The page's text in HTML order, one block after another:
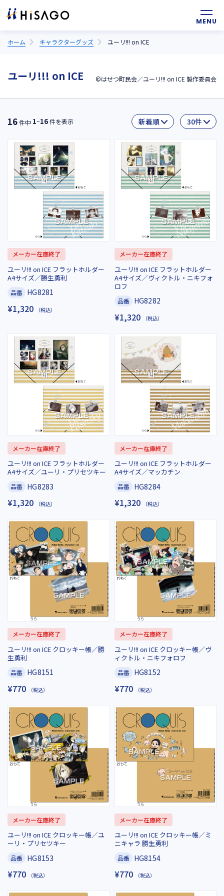
ホーム キャラクターグッズ ユーリ!!! on ICE
ユーリ!!! on ICE ©はせつ町民会／ユーリ!!! on ICE 製作委員会
16件中 1~16件を表示
メーカー在庫終了
ユーリ!!! on ICE フラットホルダー
A4サイズ／勝生勇利
品番 HG8281
¥1,320 （税込）
メーカー在庫終了
ユーリ!!! on ICE フラットホルダー
A4サイズ／ヴィクトル・ニキフォ
ロフ
品番 HG8282
¥1,320 （税込）
メーカー在庫終了
ユーリ!!! on ICE フラットホルダー
A4サイズ／ユーリ・プリセツキー
品番 HG8283
¥1,320 （税込）
メーカー在庫終了
ユーリ!!! on ICE フラットホルダー
A4サイズ／マッカチン
品番 HG8284
¥1,320 （税込）
メーカー在庫終了
ユーリ!!! on ICE クロッキー帳／勝
生勇利
品番 HG8151
¥770 （税込）
メーカー在庫終了
ユーリ!!! on ICE クロッキー帳／ヴ
ィクトル・ニキフォロフ
品番 HG8152
¥770 （税込）
メーカー在庫終了
ユーリ!!! on ICE クロッキー帳／ユ
ーリ・プリセツキー
品番 HG8153
¥770 （税込）
メーカー在庫終了
ユーリ!!! on ICE クロッキー帳／ミ
ニキャラ 勝生勇利
品番 HG8154
¥770 （税込）